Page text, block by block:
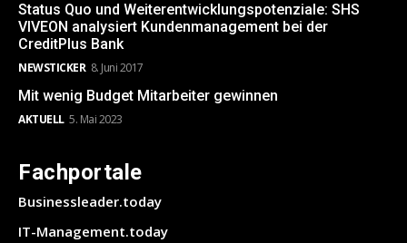
Status Quo und Weiterentwicklungspotenziale: SHS
VIVEON analysiert Kundenmanagement bei der
CreditPlus Bank
NEWSTICKER 8. Juni 2017
Mit wenig Budget Mitarbeiter gewinnen
AKTUELL 5. Mai 2023
Fachportale
Businessleader.today
IT-Management.today